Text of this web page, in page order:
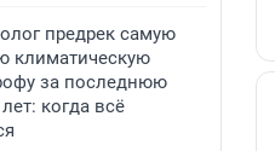
предрек самую
климатическую
за последнюю
когда всё